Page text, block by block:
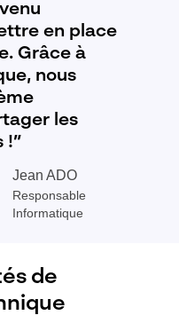
en place
Grâce à
nous
les
!”
Jean ADO
Responsable
Informatique
de